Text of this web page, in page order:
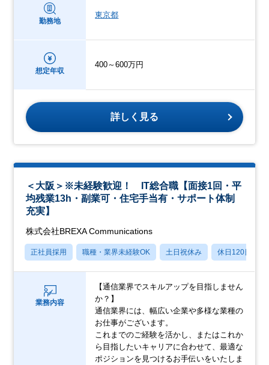
勤務地
東京都
想定年収
400～600万円
詳しく見る
＜大阪＞※未経験歓迎！ IT総合職【面接1回・平
均残業13h・副業可・住宅手当有・サポート体制
充実】
株式会社BREXA Communications
正社員採用 職種・業界未経験OK 土日祝休み 休日120日以上
業務内容
【通信業界でスキルアップを目指しません
か？】
通信業界には、幅広い企業や多様な業種の
お仕事がございます。
これまでのご経験を活かし、またはこれか
ら目指したいキャリアに合わせて、最適な
ポジションを見つけるお手伝いをいたしま